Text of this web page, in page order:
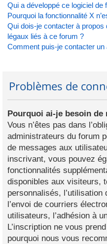
Qui a développé ce logiciel
Pourquoi la fonctionnalité X
Qui dois-je contacter à propos
légaux liés à ce forum ?
Comment puis-je contacter
Problèmes de
Pourquoi ai-je besoin de
Vous n’êtes pas dans
administrateurs du forum
de messages aux
inscrivant, vous pouvez
fonctionnalités
disponibles aux visiteurs,
personnalisés,
l’envoi de courriers
utilisateurs, l’adhésion à
L’inscription ne vous
pourquoi nous vous